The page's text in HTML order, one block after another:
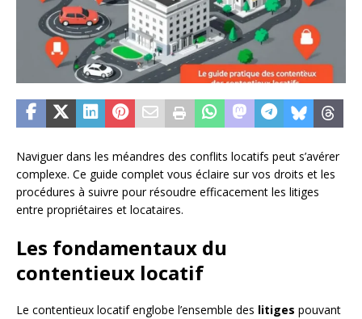
Naviguer dans les méandres des conflits locatifs peut s’avérer
complexe. Ce guide complet vous éclaire sur vos droits et les
procédures à suivre pour résoudre efficacement les litiges
entre propriétaires et locataires.
Les fondamentaux du
contentieux locatif
Le contentieux locatif englobe l’ensemble des litiges pouvant